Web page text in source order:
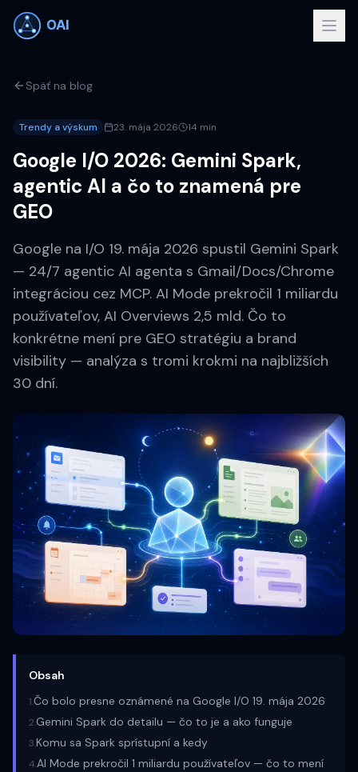
Späť na blog
Trendy a výskum 23. mája 2026 14 min
Google I/O 2026: Gemini Spark,
agentic AI a čo to znamená pre
GEO
Google na I/O 19. mája 2026 spustil Gemini Spark
— 24/7 agentic AI agenta s Gmail/Docs/Chrome
integráciou cez MCP. AI Mode prekročil 1 miliardu
používateľov, AI Overviews 2,5 mld. Čo to
konkrétne mení pre GEO stratégiu a brand
visibility — analýza s tromi krokmi na najbližších
30 dní.
Obsah
1.Čo bolo presne oznámené na Google I/O 19. mája 2026
2.Gemini Spark do detailu — čo to je a ako funguje
3.Komu sa Spark sprístupní a kedy
4.AI Mode prekročil 1 miliardu používateľov — čo to mení